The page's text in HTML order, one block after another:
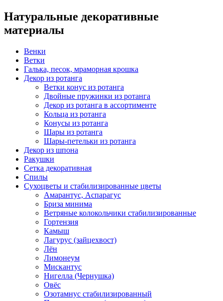
Натуральные декоративные
материалы
Венки
Ветки
Галька, песок, мраморная крошка
Декор из ротанга
Ветки конус из ротанга
Двойные пружинки из ротанга
Декор из ротанга в ассортименте
Кольца из ротанга
Конусы из ротанга
Шары из ротанга
Шары-петельки из ротанга
Декор из шпона
Ракушки
Сетка декоративная
Спилы
Сухоцветы и стабилизированные цветы
Амарантус, Аспарагус
Бриза минима
Ветряные колокольчики стабилизированные
Гортензия
Камыш
Лагурус (зайцехвост)
Лён
Лимонеум
Мискантус
Нигелла (Чернушка)
Овёс
Озотамнус стабилизированный